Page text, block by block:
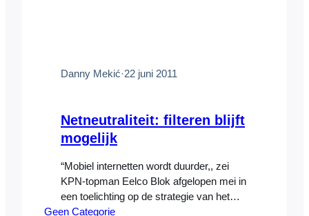
Danny Mekić·22 juni 2011
Netneutraliteit: filteren blijft
mogelijk
“Mobiel internetten wordt duurder,, zei
KPN-topman Eelco Blok afgelopen mei in
een toelichting op de strategie van het
bedrijf tot en met 2015. Ook Vodafone
Geen Categorie